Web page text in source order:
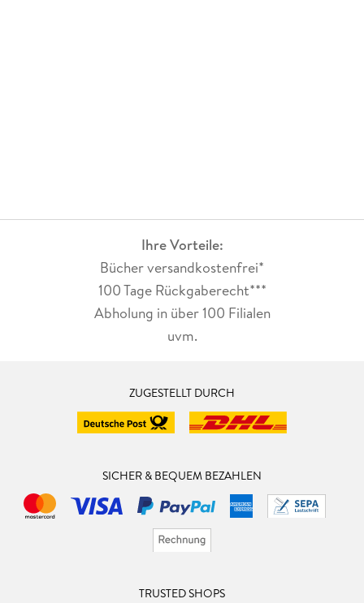
Ihre Vorteile:
Bücher versandkostenfrei*
100 Tage Rückgaberecht***
Abholung in über 100 Filialen
uvm.
ZUGESTELLT DURCH
SICHER & BEQUEM BEZAHLEN
TRUSTED SHOPS